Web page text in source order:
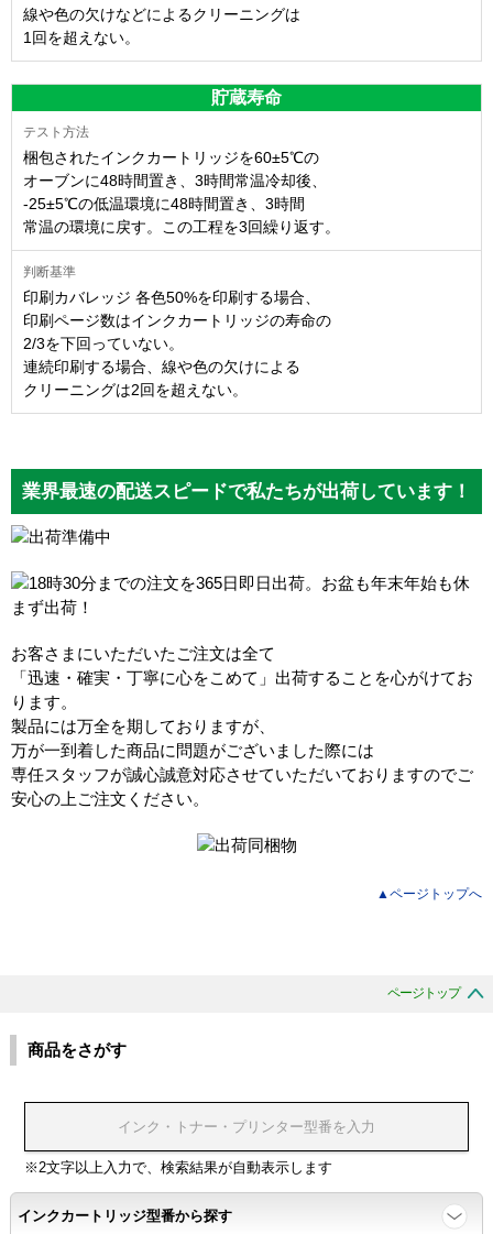
線や色の欠けなどによるクリーニングは
1回を超えない。
貯蔵寿命
梱包されたインクカートリッジを60±5℃の
オーブンに48時間置き、3時間常温冷却後、
-25±5℃の低温環境に48時間置き、3時間
常温の環境に戻す。この工程を3回繰り返す。
印刷カバレッジ 各色50%を印刷する場合、
印刷ページ数はインクカートリッジの寿命の
2/3を下回っていない。
連続印刷する場合、線や色の欠けによる
クリーニングは2回を超えない。
業界最速の配送スピードで私たちが出荷しています！
お客さまにいただいたご注文は全て
「迅速・確実・丁寧に心をこめて」出荷することを心がけてお
ります。
製品には万全を期しておりますが、
万が一到着した商品に問題がございました際には
専任スタッフが誠心誠意対応させていただいておりますのでご
安心の上ご注文ください。
▲ページトップへ
ページトップ
商品をさがす
※2文字以上入力で、検索結果が自動表示します
インクカートリッジ型番から探す